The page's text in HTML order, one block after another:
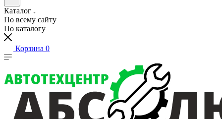
Каталог
По всему сайту
По каталогу
Корзина 0